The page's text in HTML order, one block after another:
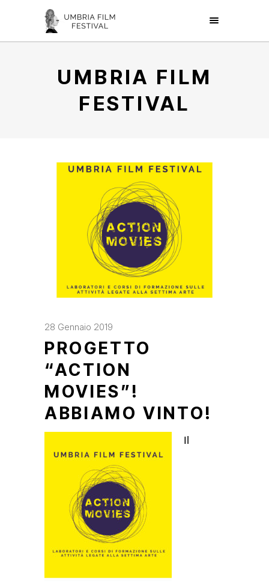
UMBRIA FILM
FESTIVAL
28 Gennaio 2019
PROGETTO
“ACTION
MOVIES”!
ABBIAMO VINTO!
Il